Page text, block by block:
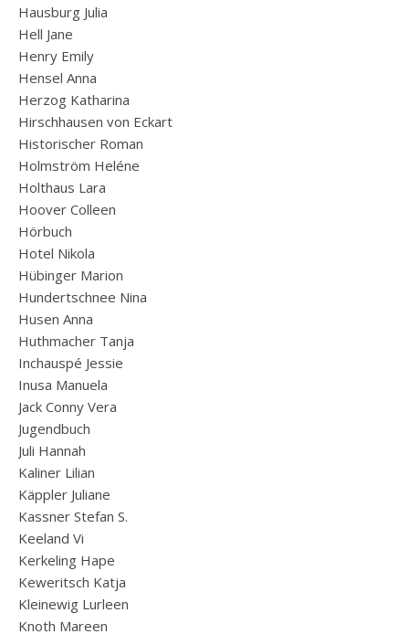
Hausburg Julia
Hell Jane
Henry Emily
Hensel Anna
Herzog Katharina
Hirschhausen von Eckart
Historischer Roman
Holmström Heléne
Holthaus Lara
Hoover Colleen
Hörbuch
Hotel Nikola
Hübinger Marion
Hundertschnee Nina
Husen Anna
Huthmacher Tanja
Inchauspé Jessie
Inusa Manuela
Jack Conny Vera
Jugendbuch
Juli Hannah
Kaliner Lilian
Käppler Juliane
Kassner Stefan S.
Keeland Vi
Kerkeling Hape
Keweritsch Katja
Kleinewig Lurleen
Knoth Mareen